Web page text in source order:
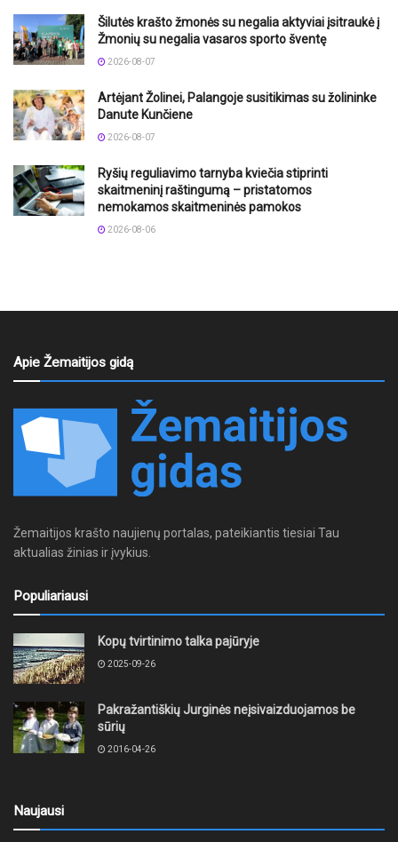
Šilutės krašto žmonės su negalia aktyviai įsitraukė į
Žmonių su negalia vasaros sporto šventę
2026-08-07
Artėjant Žolinei, Palangoje susitikimas su žolininke
Danute Kunčiene
2026-08-07
Ryšių reguliavimo tarnyba kviečia stiprinti
skaitmeninį raštingumą – pristatomos
nemokamos skaitmeninės pamokos
2026-08-06
Apie Žemaitijos gidą
Žemaitijos krašto naujienų portalas, pateikiantis tiesiai Tau
aktualias žinias ir įvykius.
Populiariausi
Kopų tvirtinimo talka pajūryje
2025-09-26
Pakražantiškių Jurginės neįsivaizduojamos be
sūrių
2016-04-26
Naujausi